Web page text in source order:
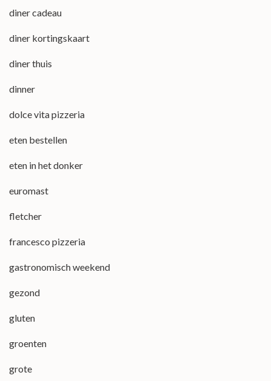
diner cadeau
diner kortingskaart
diner thuis
dinner
dolce vita pizzeria
eten bestellen
eten in het donker
euromast
fletcher
francesco pizzeria
gastronomisch weekend
gezond
gluten
groenten
grote